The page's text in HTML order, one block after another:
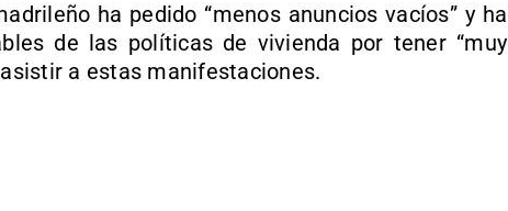
ha pedido “menos anuncios vacíos” y ha
de las políticas de vivienda por tener “muy
a estas manifestaciones.